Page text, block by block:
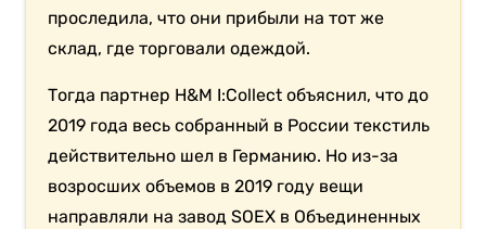
проследила, что они прибыли на тот же
склад, где торговали одеждой.
Тогда партнер H&M I:Collect объяснил, что до
2019 года весь собранный в России текстиль
действительно шел в Германию. Но из-за
возросших объемов в 2019 году вещи
направляли на завод SOEX в Объединенных